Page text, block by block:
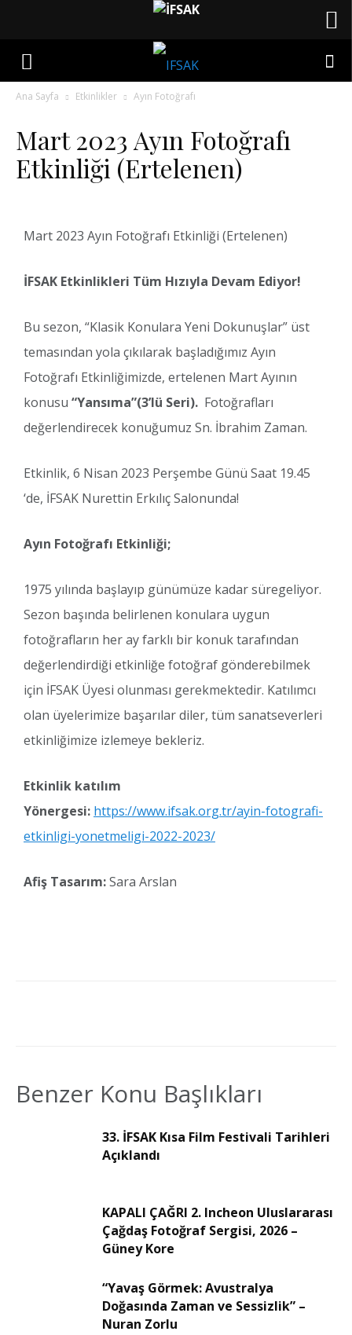
Ana Sayfa Etkinlikler Ayın Fotoğrafı
Mart 2023 Ayın Fotoğrafı
Etkinliği (Ertelenen)
Mart 2023 Ayın Fotoğrafı Etkinliği (Ertelenen)
İFSAK Etkinlikleri Tüm Hızıyla Devam Ediyor!
Bu sezon, “Klasik Konulara Yeni Dokunuşlar” üst
temasından yola çıkılarak başladığımız Ayın
Fotoğrafı Etkinliğimizde, ertelenen Mart Ayının
konusu “Yansıma”(3’lü Seri). Fotoğrafları
değerlendirecek konuğumuz Sn. İbrahim Zaman.
Etkinlik, 6 Nisan 2023 Perşembe Günü Saat 19.45
‘de, İFSAK Nurettin Erkılıç Salonunda!
Ayın Fotoğrafı Etkinliği;
1975 yılında başlayıp günümüze kadar süregeliyor.
Sezon başında belirlenen konulara uygun
fotoğrafların her ay farklı bir konuk tarafından
değerlendirdiği etkinliğe fotoğraf gönderebilmek
için İFSAK Üyesi olunması gerekmektedir. Katılımcı
olan üyelerimize başarılar diler, tüm sanatseverleri
etkinliğimize izlemeye bekleriz.
Etkinlik katılım
Yönergesi: https://www.ifsak.org.tr/ayin-fotografi-
etkinligi-yonetmeligi-2022-2023/
Afiş Tasarım:Sara Arslan
Benzer Konu Başlıkları
33. İFSAK Kısa Film Festivali Tarihleri
Açıklandı
KAPALI ÇAĞRI 2. Incheon Uluslararası
Çağdaş Fotoğraf Sergisi, 2026 –
Güney Kore
“Yavaş Görmek: Avustralya
Doğasında Zaman ve Sessizlik” –
Nuran Zorlu